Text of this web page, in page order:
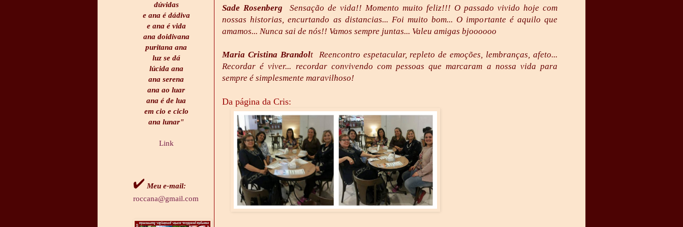
Sade Rosenberg Sensação de vida!! Momento muito feliz!!! O passado vivido hoje com
nossas historias, encurtando as distancias... Foi muito bom... O importante é aquilo que
amamos... Nunca sai de nós!! Vamos sempre juntas... Valeu amigas bjoooooo
Maria Cristina Brandolt Reencontro espetacular, repleto de emoções, lembranças, afeto...
Recordar é viver... recordar convivendo com pessoas que marcaram a nossa vida para
sempre é simplesmente maravilhoso!
Da página da Cris:
dúvidas
e ana é dádiva
e ana é vida
ana doidivana
puritana ana
luz se dá
lúcida ana
ana serena
ana ao luar
ana é de lua
em cio e ciclo
ana lunar"
Link
✔ Meu e-mail:
roccana@gmail.com